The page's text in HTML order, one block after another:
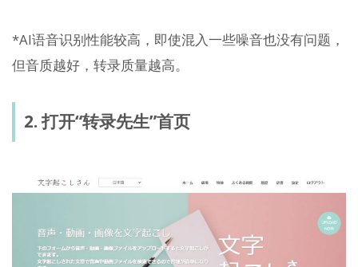
*AI语音识别性能较高，即使混入一些噪音也没有问题，
但音质越好，转录质量越高。
2. 打开“转录先生”首页